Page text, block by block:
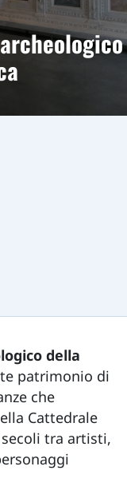
della
patrimonio di
che
Cattedrale
tra artisti,